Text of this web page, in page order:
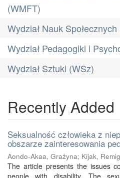
(WMFT)
Wydział Nauk
Wydział Pedagogiki i
Wydział Sztuki (WSz)
Recently Added
Seksualność człowieka z
obszarze zainteresowania
Aondo-Akaa, Grażyna; Kijak,
The article presents the issues
people with disability. The